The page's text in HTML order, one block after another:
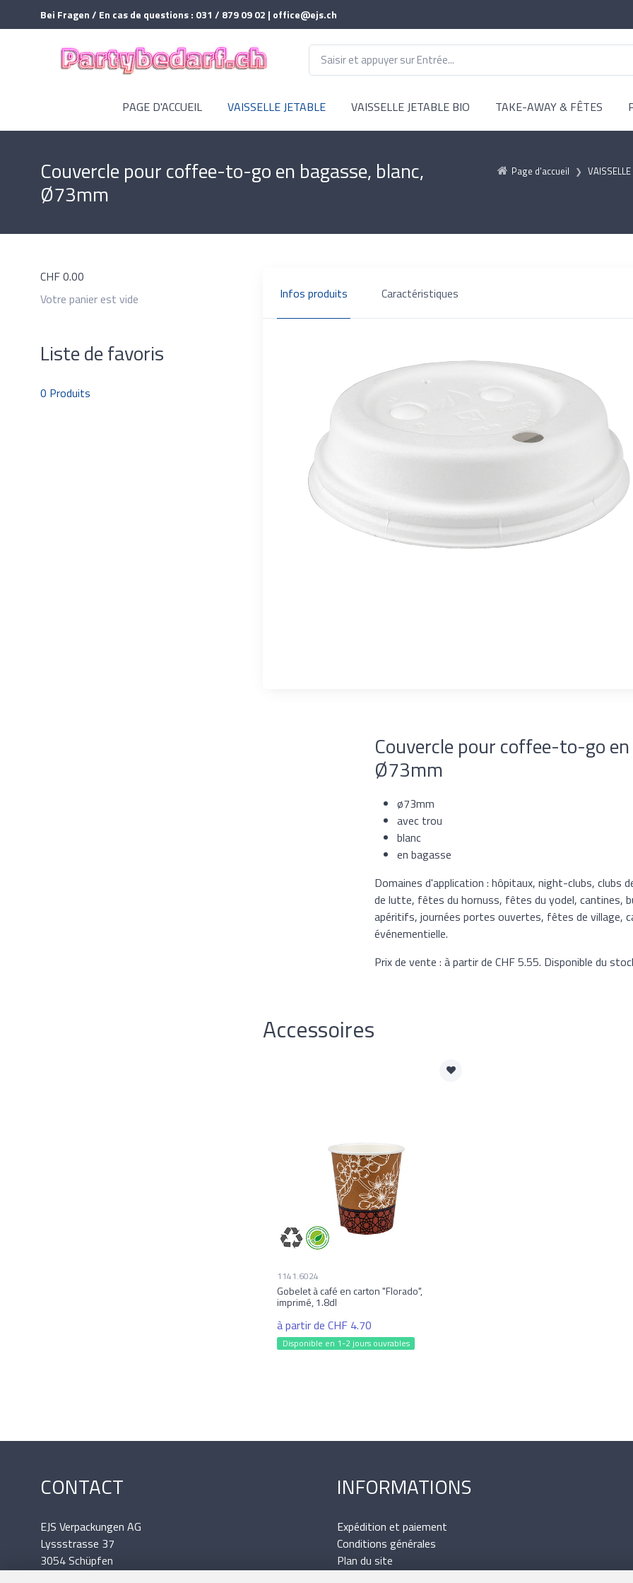
Bei Fragen / En cas de questions : 031 / 879 09 02 | office@ejs.ch
PAGE D'ACCUEIL VAISSELLE JETABLE VAISSELLE JETABLE BIO TAKE-AWAY & FÊTES
Page d'accueil VAISSELLE
Couvercle pour coffee-to-go en bagasse, blanc,
Ø73mm
CHF0.00
Votre panier est vide
Liste de favoris
0 Produits
Infos produits Caractéristiques
Couvercle pour coffee-to-go
Ø73mm
ø73mm
avec trou
blanc
en bagasse
Domaines d'application : hôpitaux, night-clubs,
de lutte, fêtes du hornuss, fêtes du yodel, cantines,
apéritifs, journées portes ouvertes, fêtes de village,
événementielle.
Prix de vente : à partir de CHF 5.55. Disponible du
Accessoires
1141.6024
Gobelet à café en carton "Florado",
imprimé, 1.8dl
à partir de CHF 4.70
Disponible en 1-2 jours ouvrables
CONTACT
EJS Verpackungen AG
Lyssstrasse 37
3054 Schüpfen
INFORMATIONS
Expédition et paiement
Conditions générales
Plan du site